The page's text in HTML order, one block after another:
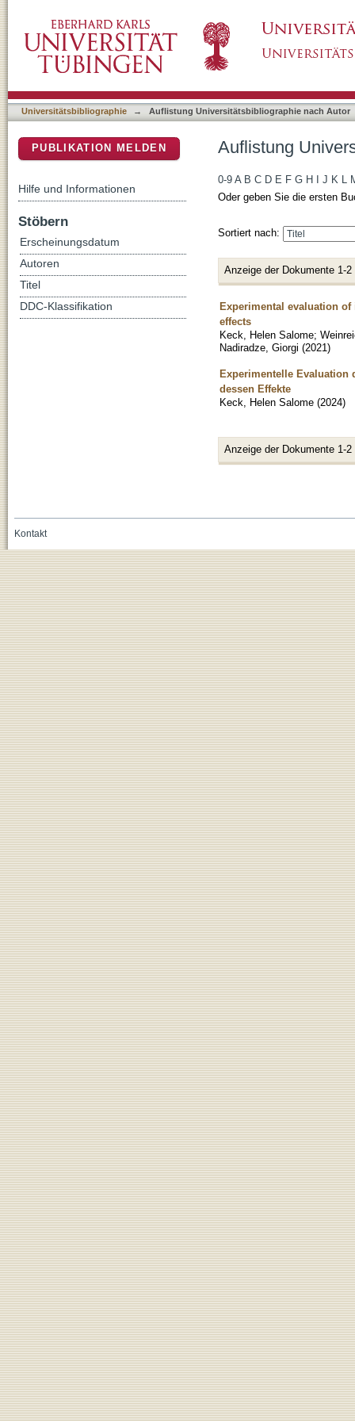
Universitätsbibliographie → Auflistung Universitätsbibliographie nach Autor
Auflistung
0-9 A B C D E F G H J K L
Oder geben Sie die ersten
Sortiert nach:
Anzeige der Dokumente 1-2
Experimental evaluation
effects
Keck, Helen Salome;
Nadiradze, Giorgi (2021)
Experimentelle Evaluation
dessen Effekte
Keck, Helen Salome (2024)
Anzeige der Dokumente 1-2
PUBLIKATION MELDEN
Hilfe und Informationen
Stöbern
Erscheinungsdatum
Autoren
Titel
DDC-Klassifikation
Kontakt